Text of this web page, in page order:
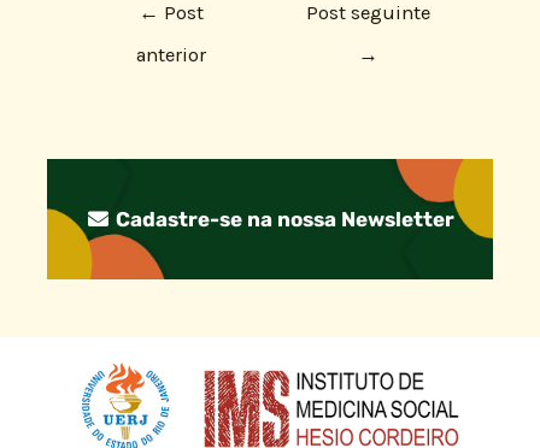
← Post
anterior
Post seguinte
→
Cadastre-se na nossa Newsletter